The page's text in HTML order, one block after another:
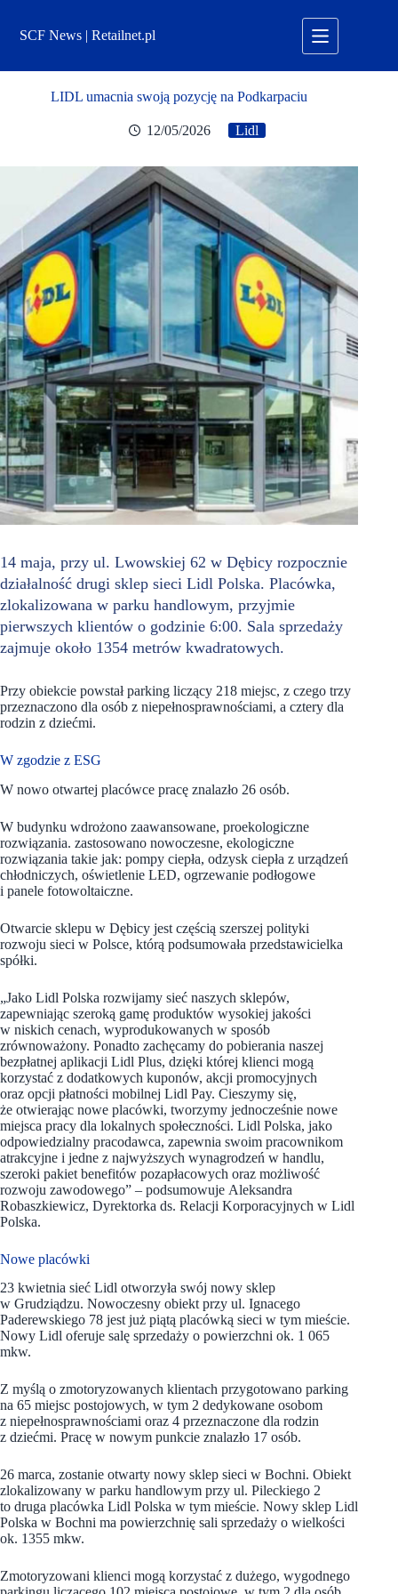
treściSCF News | Retailnet.pl
LIDL umacnia swoją pozycję na Podkarpaciu
12/05/2026 Lidl
14 maja, przy ul. Lwowskiej 62 w Dębicy rozpocznie
działalność drugi sklep sieci Lidl Polska. Placówka,
zlokalizowana w parku handlowym, przyjmie
pierwszych klientów o godzinie 6:00. Sala sprzedaży
zajmuje około 1354 metrów kwadratowych.
Przy obiekcie powstał parking liczący 218 miejsc, z czego trzy
przeznaczono dla osób z niepełnosprawnościami, a cztery dla
rodzin z dziećmi.
W zgodzie z ESG
W nowo otwartej placówce pracę znalazło 26 osób.
W budynku wdrożono zaawansowane, proekologiczne
rozwiązania. zastosowano nowoczesne, ekologiczne
rozwiązania takie jak: pompy ciepła, odzysk ciepła z urządzeń
chłodniczych, oświetlenie LED, ogrzewanie podłogowe
i panele fotowoltaiczne.
Otwarcie sklepu w Dębicy jest częścią szerszej polityki
rozwoju sieci w Polsce, którą podsumowała przedstawicielka
spółki.
„Jako Lidl Polska rozwijamy sieć naszych sklepów,
zapewniając szeroką gamę produktów wysokiej jakości
w niskich cenach, wyprodukowanych w sposób
zrównoważony. Ponadto zachęcamy do pobierania naszej
bezpłatnej aplikacji Lidl Plus, dzięki której klienci mogą
korzystać z dodatkowych kuponów, akcji promocyjnych
oraz opcji płatności mobilnej Lidl Pay. Cieszymy się,
że otwierając nowe placówki, tworzymy jednocześnie nowe
miejsca pracy dla lokalnych społeczności. Lidl Polska, jako
odpowiedzialny pracodawca, zapewnia swoim pracownikom
atrakcyjne i jedne z najwyższych wynagrodzeń w handlu,
szeroki pakiet benefitów pozapłacowych oraz możliwość
rozwoju zawodowego” – podsumowuje Aleksandra
Robaszkiewicz, Dyrektorka ds. Relacji Korporacyjnych w Lidl
Polska.
Nowe placówki
23 kwietnia sieć Lidl otworzyła swój nowy sklep
w Grudziądzu. Nowoczesny obiekt przy ul. Ignacego
Paderewskiego 78 jest już piątą placówką sieci w tym mieście.
Nowy Lidl oferuje salę sprzedaży o powierzchni ok. 1 065
mkw.
Z myślą o zmotoryzowanych klientach przygotowano parking
na 65 miejsc postojowych, w tym 2 dedykowane osobom
z niepełnosprawnościami oraz 4 przeznaczone dla rodzin
z dziećmi. Pracę w nowym punkcie znalazło 17 osób.
26 marca, zostanie otwarty nowy sklep sieci w Bochni. Obiekt
zlokalizowany w parku handlowym przy ul. Pileckiego 2
to druga placówka Lidl Polska w tym mieście. Nowy sklep Lidl
Polska w Bochni ma powierzchnię sali sprzedaży o wielkości
ok. 1355 mkw.
Zmotoryzowani klienci mogą korzystać z dużego, wygodnego